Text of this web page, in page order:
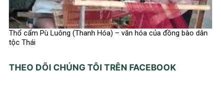
Thổ cẩm Pù Luông (Thanh Hóa) – văn hóa của đồng bào dân
tộc Thái
THEO DÕI CHÚNG TÔI TRÊN FACEBOOK